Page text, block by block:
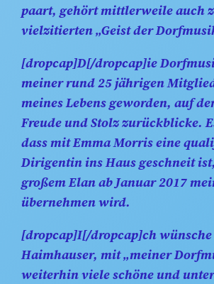
paart, gehört mittlerweile auch
vielzitierten „Geist der
[dropcap]D[/dropcap]ie
meiner rund 25 jährigen
meines Lebens geworden, auf
Freude und Stolz zurückblicke.
dass mit Emma Morris eine
Dirigentin ins Haus geschneit
großem Elan ab Januar 2017
übernehmen wird.
[dropcap]I[/dropcap]ch
Haimhauser, mit „meiner
weiterhin viele schöne und